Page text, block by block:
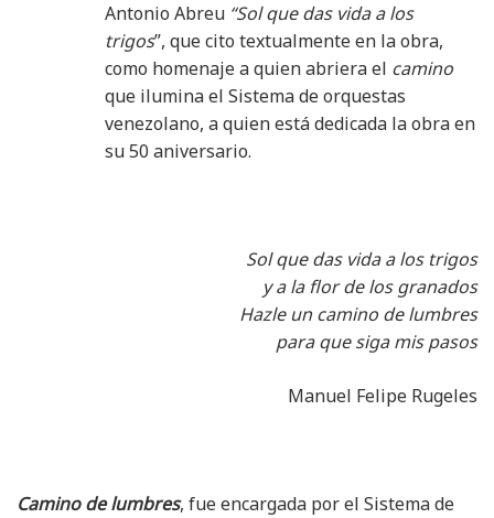
Antonio Abreu “Sol que das vida a los
trigos”, que cito textualmente en la obra,
como homenaje a quien abriera el camino
que ilumina el Sistema de orquestas
venezolano, a quien está dedicada la obra en
su 50 aniversario.
Sol que das vida a los trigos
y a la flor de los granados
Hazle un camino de lumbres
para que siga mis pasos
Manuel Felipe Rugeles
Camino de lumbres, fue encargada por el Sistema de